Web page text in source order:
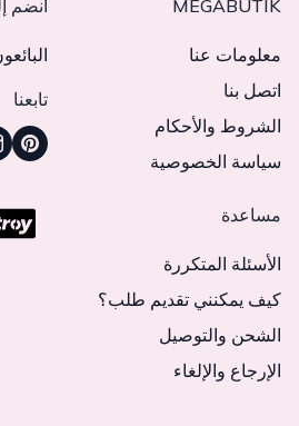
MEGABUTIK
معلومات عنا
اتصل بنا
الشروط والأحكام
سياسة الخصوصية
انضم
تابعنا
مساعدة
الأسئلة المتكررة
كيف يمكنني تقديم طلب؟
الشحن والتوصيل
الإرجاع والإلغاء